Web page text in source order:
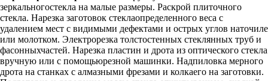
зеркальногостекла на малые размеры. Раскрой плиточного
стекла. Нарезка заготовок стеклаопределенного веса с
удалением мест с видимыми дефектами и острых углов наточиле
или молотком. Электрорезка толстостенных стеклянных труб и
фасонныхчастей. Нарезка пластин и дрота из оптического стекла
вручную или с помощьюрезной машинки. Надпиловка мерного
дрота на станках с алмазными фрезами и колкаего на заготовки.